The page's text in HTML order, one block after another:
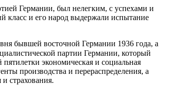
Германии, был нелегким, с успехами и
класс и его народ выдержали испытание
бывшей восточной Германии 1936 года, а
партии Германии, который
экономическая и социальная
производства и перераспределения, а
страхования.